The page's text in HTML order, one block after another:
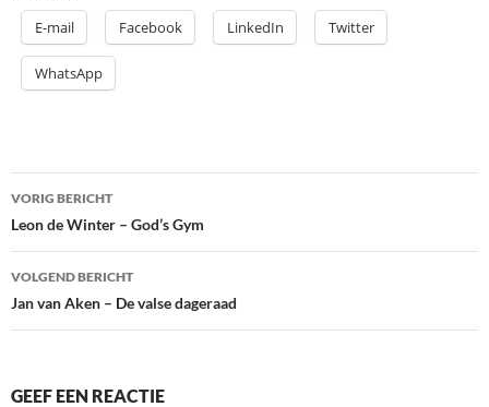
E-mail Facebook LinkedIn Twitter
WhatsApp
Bericht
navigatie
VORIG BERICHT
Leon de Winter – God’s Gym
VOLGEND BERICHT
Jan van Aken – De valse dageraad
GEEF EEN REACTIE